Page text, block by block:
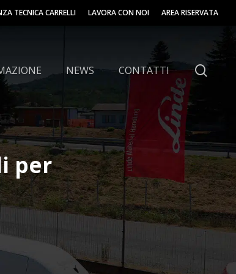
TECNICA CARRELLI LAVORA CON NOI AREA RISERVATA
NEWS CONTATTI
per